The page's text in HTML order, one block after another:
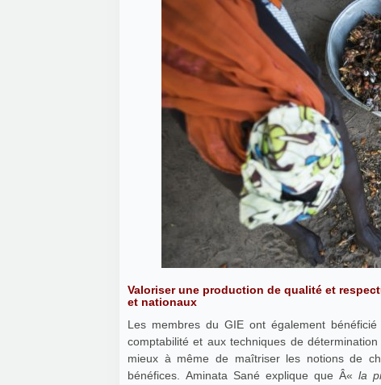
Valoriser une production de qualité et
et nationaux
Les membres du GIE ont également
comptabilité et aux techniques de
mieux à même de maîtriser les notions de
bénéfices. Aminata Sané explique que Â« la